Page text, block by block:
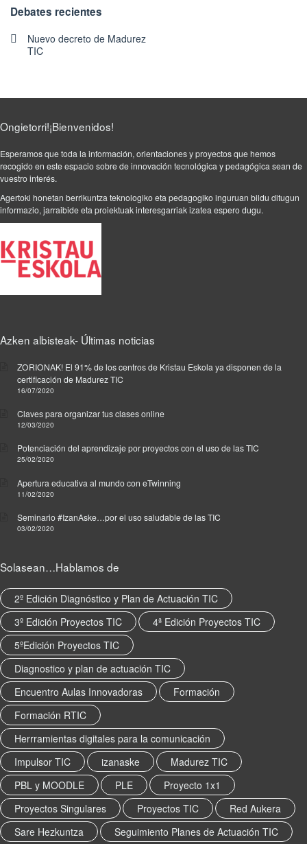
Debates recientes
Nuevo decreto de Madurez
TIC
Ongietorri!¡Bienvenidos!
Esperamos que toda la información, orientaciones y proyectos que hemos
recogido en este espacio sobre de innovación tecnológica y pedagógica sean de
vuestro interés.
Agertoki honetan berrikuntza teknologiko eta pedagogiko inguruan bildu ditugun
informazio, jarraibide eta proiektuak interesgarriak izatea espero dugu.
Azken albisteak- Últimas noticias
ZORIONAK! El 91% de los centros de Kristau Eskola ya disponen de la
certificación de Madurez TIC
16/07/2020
Claves para organizar tus clases online
12/03/2020
Potenciación del aprendizaje por proyectos con el uso de las TIC
25/02/2020
Apertura educativa al mundo con eTwinning
11/02/2020
Seminario #IzanAske…por el uso saludable de las TIC
03/02/2020
Solasean…Hablamos de
2º Edición Diagnóstico y Plan de Actuación TIC
3º Edición Proyectos TIC
4ª Edición Proyectos TIC
5ºEdición Proyectos TIC
Diagnostico y plan de actuación TIC
Encuentro Aulas Innovadoras
Formación
Formación RTIC
Herrramientas digitales para la comunicación
Impulsor TIC
izanaske
Madurez TIC
PBL y MOODLE
PLE
Proyecto 1x1
Proyectos Singulares
Proyectos TIC
Red Aukera
Sare Hezkuntza
Seguimiento Planes de Actuación TIC